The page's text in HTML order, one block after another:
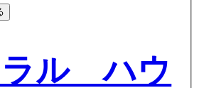
ラル ハウ